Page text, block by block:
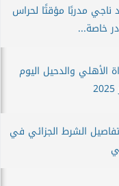
ناجي مدربًا مؤقتًا لحراس
خاصة...
الأهلي والدحيل اليوم
الشرط الجزائي في